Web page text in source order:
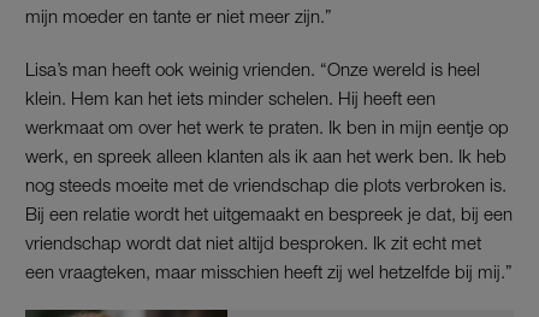
mijn moeder en tante er niet meer zijn.”
Lisa’s man heeft ook weinig vrienden. “Onze wereld is heel
klein. Hem kan het iets minder schelen. Hij heeft een
werkmaat om over het werk te praten. Ik ben in mijn eentje op
werk, en spreek alleen klanten als ik aan het werk ben. Ik heb
nog steeds moeite met de vriendschap die plots verbroken is.
Bij een relatie wordt het uitgemaakt en bespreek je dat, bij een
vriendschap wordt dat niet altijd besproken. Ik zit echt met
een vraagteken, maar misschien heeft zij wel hetzelfde bij mij.”